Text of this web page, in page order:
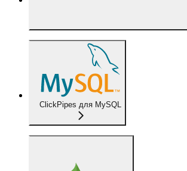
ClickPipes для MySQL